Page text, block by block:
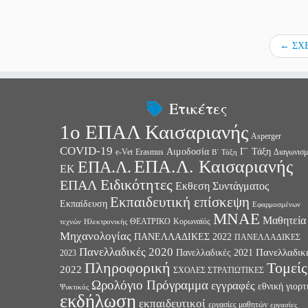
←
Ετικέτες
1ο ΕΠΑΛ Καισαριανής Asperger
COVID-19 e-Vet Erasmus Αιμοδοσία Β΄ Τάξη Γ΄ Τάξη
ΕΚ ΕΠΑ.Λ.ΕΠΑ.Λ. Καισαριανής
ΕΠΑΛ Ειδικότητες Εκθεση Συντάγματος
Εκπαίδευση Εκπαιδευτική επίσκεψη Εφαρμοσμένων
τεχνών Ηλεκτρονικής ΘΕΑΤΡΙΚΟ Κορωναϊός ΜΝΑΕ Μαθητεία
Μηχανολογίας ΠΑΝΕΛΛΑΔΙΚΕΣ 2022 ΠΑΝΕΛΛΑΔΙΚΕΣ
2023 Πανελλαδικές 2020 Πανελλαδικές 2021
2022 Πληροφορική ΣΧΟΛΕΣ ΣΤΡΑΤΙΩΤΙΚΕΣ Τομείς
Ψυκτικός Ωρολόγιο Πρόγραμμα εγγραφές εθνική
εκδήλωση εκπαιδευτικοί εργασίες μαθητών εργασίες